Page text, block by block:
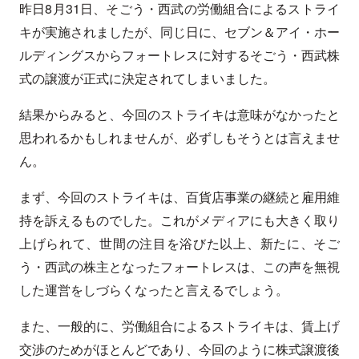
昨日8月31日、そごう・西武の労働組合によるストライ
キが実施されましたが、同じ日に、セブン＆アイ・ホー
ルディングスからフォートレスに対するそごう・西武株
式の譲渡が正式に決定されてしまいました。
結果からみると、今回のストライキは意味がなかったと
思われるかもしれませんが、必ずしもそうとは言えませ
ん。
まず、今回のストライキは、百貨店事業の継続と雇用維
持を訴えるものでした。これがメディアにも大きく取り
上げられて、世間の注目を浴びた以上、新たに、そご
う・西武の株主となったフォートレスは、この声を無視
した運営をしづらくなったと言えるでしょう。
また、一般的に、労働組合によるストライキは、賃上げ
交渉のためがほとんどであり、今回のように株式譲渡後